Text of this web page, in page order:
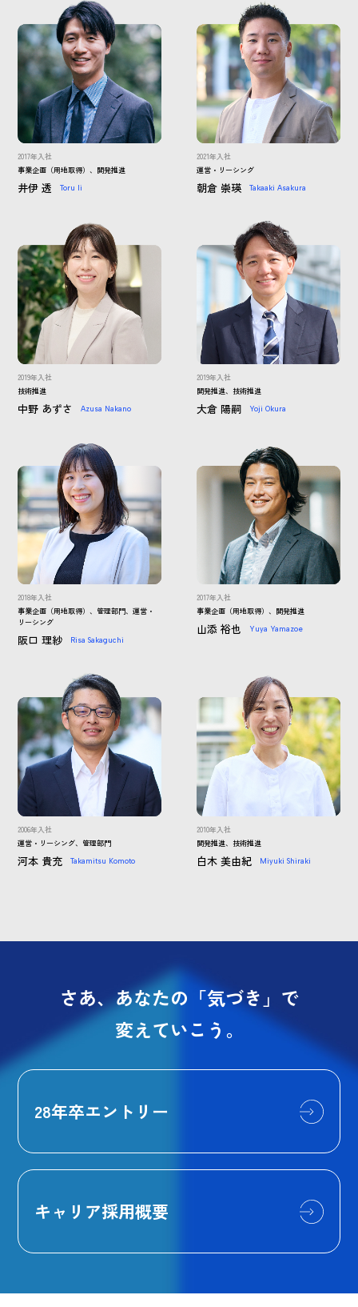
2017年入社
事業企画（用地取得）、開発推進
井伊 透 Toru Ii
2021年入社
運営・リーシング
朝倉 崇瑛 Takaaki Asakura
2019年入社
技術推進
中野 あずさ Azusa Nakano
2019年入社
開発推進、技術推進
大倉 陽嗣 Yoji Okura
2018年入社
事業企画（用地取得）、管理部門、運営・
リーシング
阪口 理紗 Risa Sakaguchi
2017年入社
事業企画（用地取得）、開発推進
山添 裕也 Yuya Yamazoe
2006年入社
運営・リーシング、管理部門
河本 貴充 Takamitsu Komoto
2010年入社
開発推進、技術推進
白木 美由紀 Miyuki Shiraki
さあ、あなたの「気づき」で
変えていこう。
28年卒エントリー
キャリア採用概要